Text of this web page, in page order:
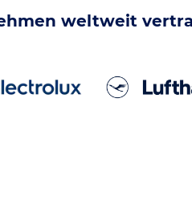
weltweit